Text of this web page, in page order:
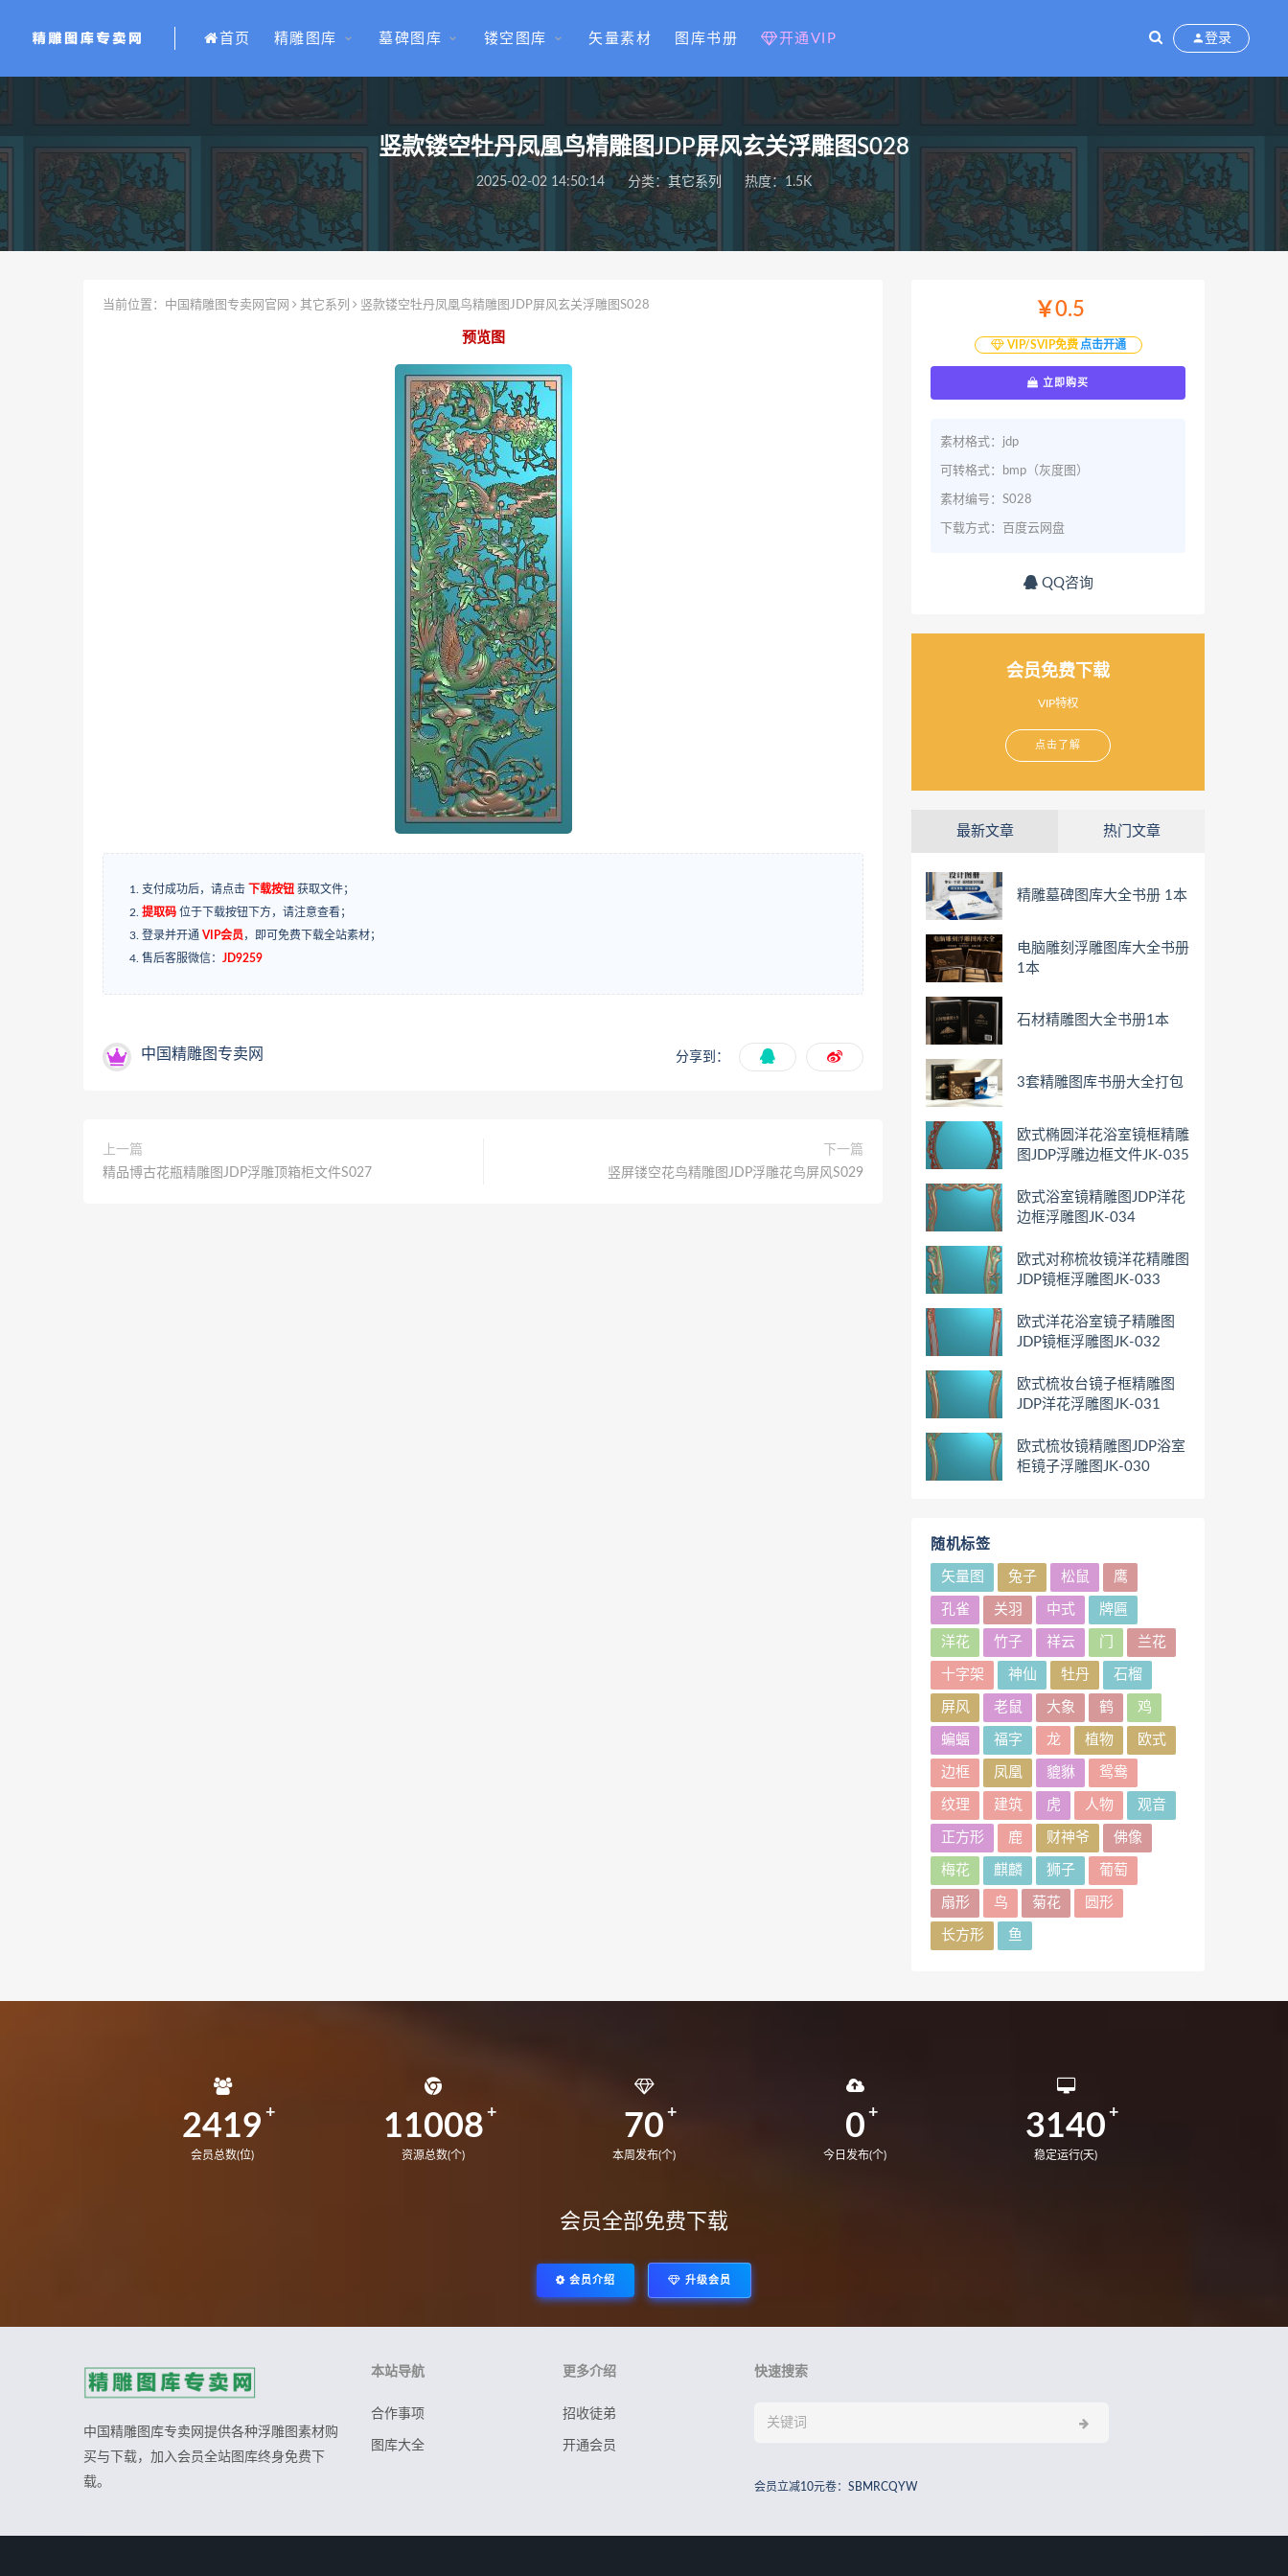
首页 精雕图库 墓碑图库 镂空图库 矢量素材 图库书册 开通VIP 登录
竖款镂空牡丹凤凰鸟精雕图JDP屏风玄关浮雕图S028
2025-02-02 14:50:14 分类：其它系列 热度：1.5K
当前位置： 中国精雕图专卖网官网 其它系列 竖款镂空牡丹凤凰鸟精雕图JDP屏风玄关浮雕图S028
预览图
支付成功后，请点击 下载按钮 获取文件；
提取码 位于下载按钮下方，请注意查看；
登录并开通 VIP会员 ，即可免费下载全站素材；
售后客服微信： JD9259
中国精雕图专卖网 分享到：
上一篇
精品博古花瓶精雕图JDP浮雕顶箱柜文件S027
下一篇
竖屏镂空花鸟精雕图JDP浮雕花鸟屏风S029
￥0.5
VIP/SVIP免费 点击开通
立即购买
素材格式：jdp
可转格式：bmp（灰度图）
素材编号：S028
下载方式：百度云网盘
QQ咨询
会员免费下载
VIP特权
点击了解
最新文章 热门文章
精雕墓碑图库大全书册 1本
电脑雕刻浮雕图库大全书册
1本
石材精雕图大全书册1本
3套精雕图库书册大全打包
欧式椭圆洋花浴室镜框精雕
图JDP浮雕边框文件JK-035
欧式浴室镜精雕图JDP洋花
边框浮雕图JK-034
欧式对称梳妆镜洋花精雕图
JDP镜框浮雕图JK-033
欧式洋花浴室镜子精雕图
JDP镜框浮雕图JK-032
欧式梳妆台镜子框精雕图
JDP洋花浮雕图JK-031
欧式梳妆镜精雕图JDP浴室
柜镜子浮雕图JK-030
随机标签
矢量图 兔子 松鼠 鹰
孔雀 关羽 中式 牌匾
洋花 竹子 祥云 门 兰花
十字架 神仙 牡丹 石榴
屏风 老鼠 大象 鹤 鸡
蝙蝠 福字 龙 植物 欧式
边框 凤凰 貔貅 鸳鸯
纹理 建筑 虎 人物 观音
正方形 鹿 财神爷 佛像
梅花 麒麟 狮子 葡萄
扇形 鸟 菊花 圆形
长方形 鱼
2419
会员总数(位)
11008
资源总数(个)
70
本周发布(个)
0
今日发布(个)
3140
稳定运行(天)
会员全部免费下载
会员介绍 升级会员
中国精雕图库专卖网提供各种浮雕图素材购
买与下载，加入会员全站图库终身免费下
载。
本站导航
合作事项
图库大全
更多介绍
招收徒弟
开通会员
快速搜索
会员立减10元卷：SBMRCQYW